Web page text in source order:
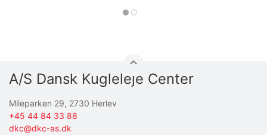
A/S Dansk Kugleleje Center
Mileparken 29, 2730 Herlev
+45 44 84 33 88
dkc@dkc-as.dk